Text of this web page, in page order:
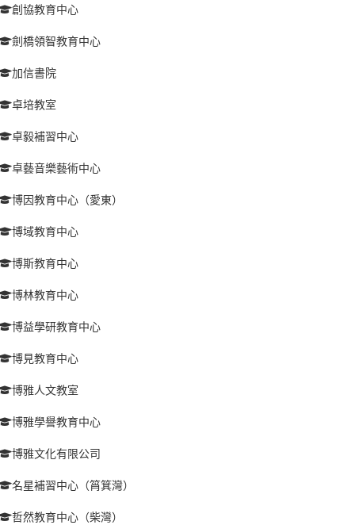
創協教育中心
劍橋領智教育中心
加信書院
卓培教室
卓毅補習中心
卓藝音樂藝術中心
博因教育中心（愛東）
博域教育中心
博斯教育中心
博林教育中心
博益學研教育中心
博見教育中心
博雅人文教室
博雅學譽教育中心
博雅文化有限公司
名星補習中心（筲箕灣）
哲然教育中心（柴灣）